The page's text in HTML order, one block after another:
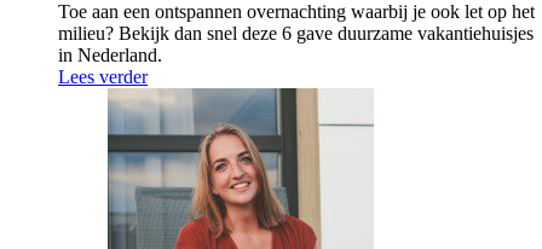
Toe aan een ontspannen overnachting waarbij je ook let op het
milieu? Bekijk dan snel deze 6 gave duurzame vakantiehuisjes
in Nederland.
Lees verder